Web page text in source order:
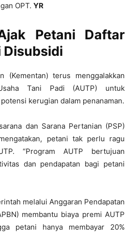
OPT. YR
Petani Daftar
Disubsidi
(Kementan) terus menggalakkan
Tani Padi (AUTP) untuk
kerugian dalam penanaman.
dan Sarana Pertanian (PSP)
petani tak perlu ragu
“Program AUTP bertujuan
dan pendapatan bagi petani
melalui Anggaran Pendapatan
membantu biaya premi AUTP
petani hanya membayar 20%